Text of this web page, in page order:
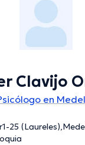
Clavijo
en
25